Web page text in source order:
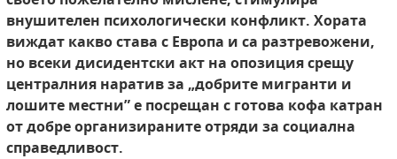
внушителен психологически конфликт. Хората
виждат какво става с Европа и са разтревожени,
но всеки дисидентски акт на опозиция срещу
централния наратив за „добрите мигранти и
лошите местни” е посрещан с готова кофа катран
от добре организираните отряди за социална
справедливост.